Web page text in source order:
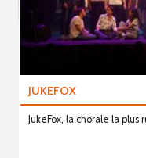
JUKEFOX
JukeFox, la chorale la plus